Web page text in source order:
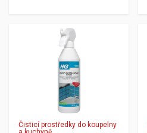
Čisticí prostředky do koupelny